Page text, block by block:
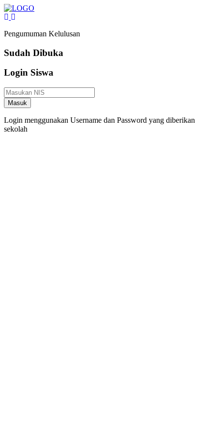
Pengumuman Kelulusan
Sudah Dibuka
Login Siswa
Masuk
Login menggunakan Username dan Password yang diberikan
sekolah